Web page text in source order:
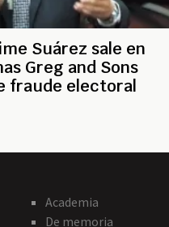
Suárez sale en
Greg and Sons
fraude electoral
Academia
De memoria